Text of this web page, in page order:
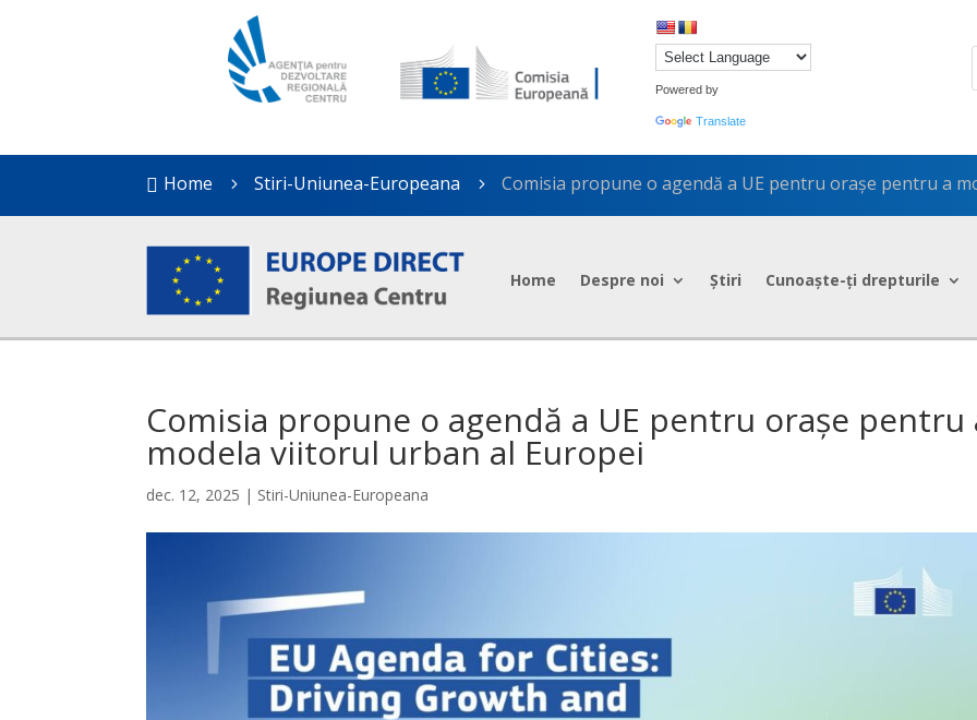
Powered by
Translate
 Home 5 Stiri-Uniunea-Europeana 5 Comisia propune o agendă a UE pentru orașe pentru a
Home Despre noi Știri Cunoaște-ți drepturile
Comisia propune o agendă a UE pentru orașe pentru
modela viitorul urban al Europei
dec. 12, 2025 | Stiri-Uniunea-Europeana